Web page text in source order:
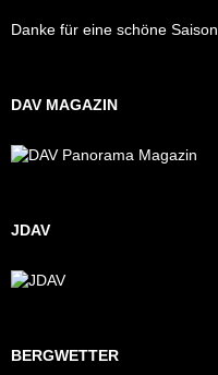
Danke für eine schöne Saison
DAV MAGAZIN
JDAV
BERGWETTER